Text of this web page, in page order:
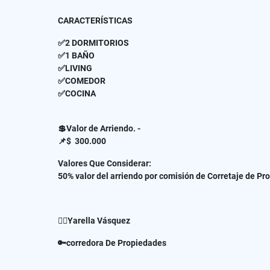
CARACTERÍSTICAS
✅2 DORMITORIOS
✅1 BAÑO
✅LIVING
✅COMEDOR
✅COCINA
💲Valor de Arriendo. -
📌$ 300.000
Valores Que Considerar:
50% valor del arriendo por comisión de Corretaje de
✍🏻Yarella Vásquez
🔑corredora De Propiedades